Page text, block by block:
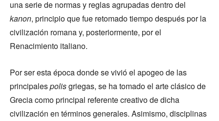
una serie de normas y reglas agrupadas dentro del
kanon, principio que fue retomado tiempo después por la
civilización romana y, posteriormente, por el
Renacimiento italiano.
Por ser esta época donde se vivió el apogeo de las
principalespolisgriegas, se ha tomado el arte clásico de
Grecia como principal referente creativo de dicha
civilización en términos generales. Asimismo, disciplinas